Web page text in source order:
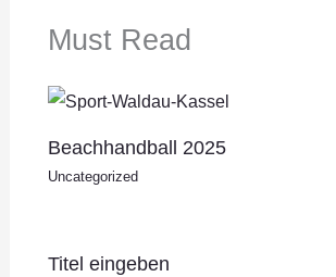
Must Read
Beachhandball 2025
Uncategorized
Titel eingeben